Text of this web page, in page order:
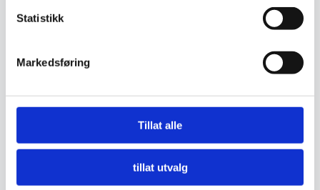
Statistikk
Markedsføring
Tillat alle
tillat utvalg
2.699
Nimbus – Cream